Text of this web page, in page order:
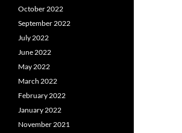
October 2022
September 2022
July 2022
June 2022
May 2022
March 2022
February 2022
January 2022
November 2021